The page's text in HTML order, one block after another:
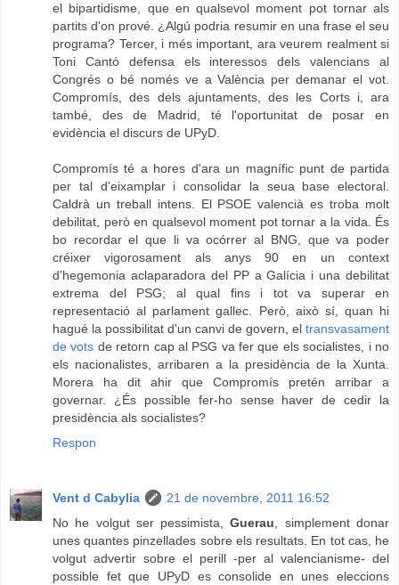
el bipartidisme, que en qualsevol moment pot tornar als
partits d'on prové. ¿Algú podria resumir en una frase el seu
programa? Tercer, i més important, ara veurem realment si
Toni Cantó defensa els interessos dels valencians al
Congrés o bé només ve a València per demanar el vot.
Compromís, des dels ajuntaments, des les Corts i, ara
també, des de Madrid, té l'oportunitat de posar en
evidència el discurs de UPyD.
Compromís té a hores d'ara un magnífic punt de partida
per tal d'eixamplar i consolidar la seua base electoral.
Caldrà un treball intens. El PSOE valencià es troba molt
debilitat, però en qualsevol moment pot tornar a la vida. És
bo recordar el que li va ocórrer al BNG, que va poder
créixer vigorosament als anys 90 en un context
d'hegemonia aclaparadora del PP a Galícia i una debilitat
extrema del PSG; al qual fins i tot va superar en
representació al parlament gallec. Però, això sí, quan hi
hagué la possibilitat d'un canvi de govern, el transvasament
de vots de retorn cap al PSG va fer que els socialistes, i no
els nacionalistes, arribaren a la presidència de la Xunta.
Morera ha dit ahir que Compromís pretén arribar a
governar. ¿És possible fer-ho sense haver de cedir la
presidència als socialistes?
Respon
Vent d Cabylia
21 de novembre, 2011 16:52
No he volgut ser pessimista,Guerau , simplement donar
unes quantes pinzellades sobre els resultats. En tot cas, he
volgut advertir sobre el perill -per al valencianisme- del
possible fet que UPyD es consolide en unes eleccions